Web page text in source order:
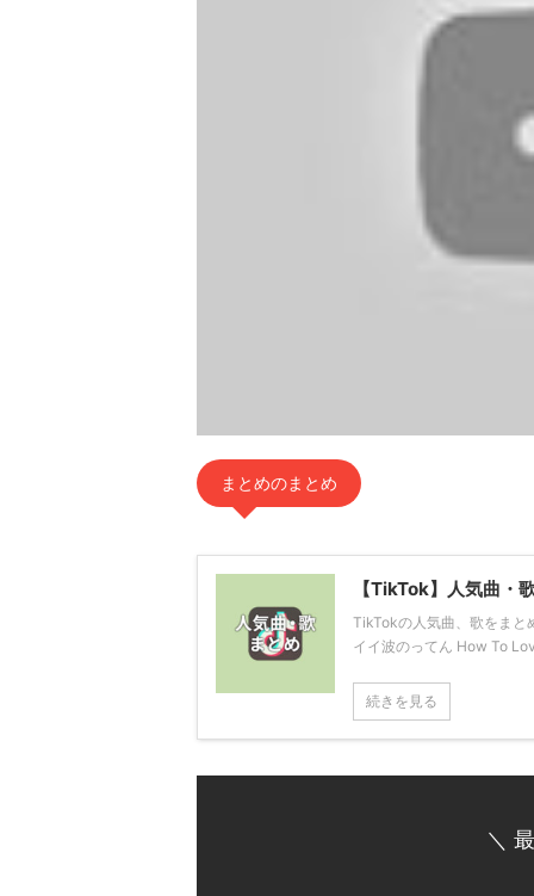
まとめのまとめ
【TikTok】人気曲・
TikTokの人気曲、歌をまと
イイ波のってん How To
続きを見る
＼